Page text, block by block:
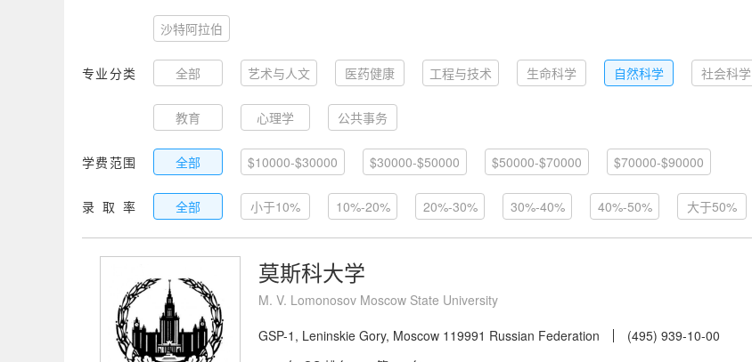
沙特阿拉伯
专业分类 全部 艺术与人文 医药健康 工程与技术 生命科学 自然科学 社会科学
教育 心理学 公共事务
学费范围 全部 $10000-$30000 $30000-$50000 $50000-$70000 $70000-$90000
录取率 全部 小于10% 10%-20% 20%-30% 30%-40% 40%-50% 大于50%
莫斯科大学
M. V. Lomonosov Moscow State University
GSP-1, Leninskie Gory, Moscow 119991 Russian Federation
(495) 939-10-00